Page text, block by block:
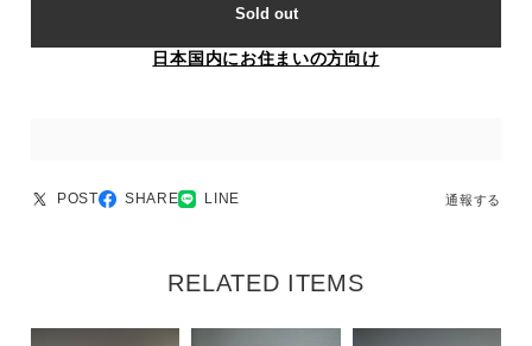
Sold out
日本国内にお住まいの方向け
POST SHARE LINE 通報する
RELATED ITEMS